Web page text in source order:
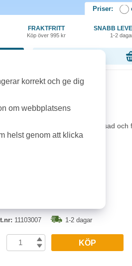
Priser:
FRAKTFRITT
Köp över 995 kr
SNABB
1-2
Small blå
av olje/vätabeständig PVC. Flossad och
11103007 1-2 dagar
KÖP
korrekt och ge dig
om webbplatsens
helst genom att klicka